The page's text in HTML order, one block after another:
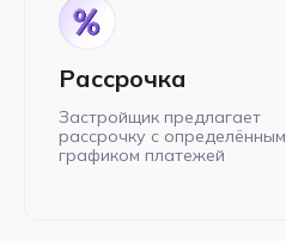
Рассрочка
Застройщик предлагает
рассрочку с определённым
графиком платежей